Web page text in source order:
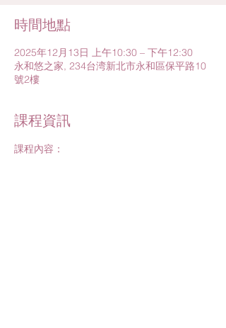
時間地點
2025年12月13日 上午10:30 – 下午12:30
永和悠之家, 234台湾新北市永和區保平路10
號2樓
課程資訊
課程內容：